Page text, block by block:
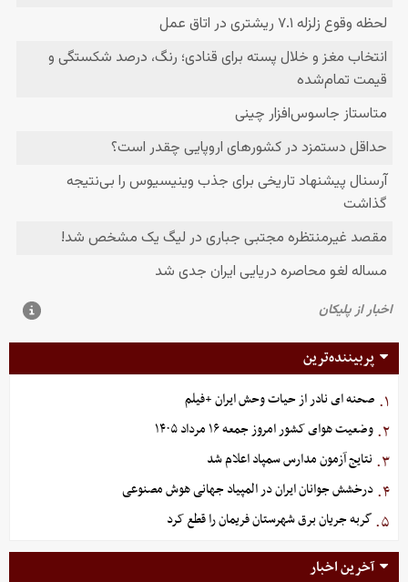
پربیننده‌ترین
۱. صحنه ای نادر از حیات وحش ایران +فیلم
۲. وضعیت هوای کشور امروز جمعه ۱۶ مرداد ۱۴۰۵
۳. نتایج آزمون مدارس سمپاد اعلام شد
۴. درخشش جوانان ایران در المپیاد جهانی هوش مصنوعی
۵. گربه جریان برق شهرستان فریمان را قطع کرد
آخرین اخبار